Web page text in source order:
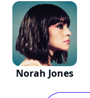
Norah Jones